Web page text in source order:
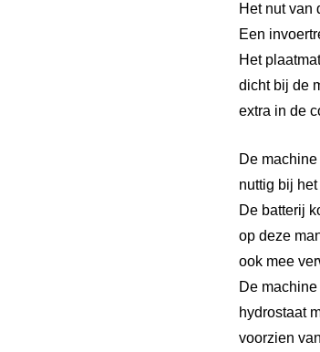
Het nut van
Een
Het
dicht bij de
extra in de
De
nuttig bij
De batterij
op deze
ook mee
De
hydrostaat
voorzien